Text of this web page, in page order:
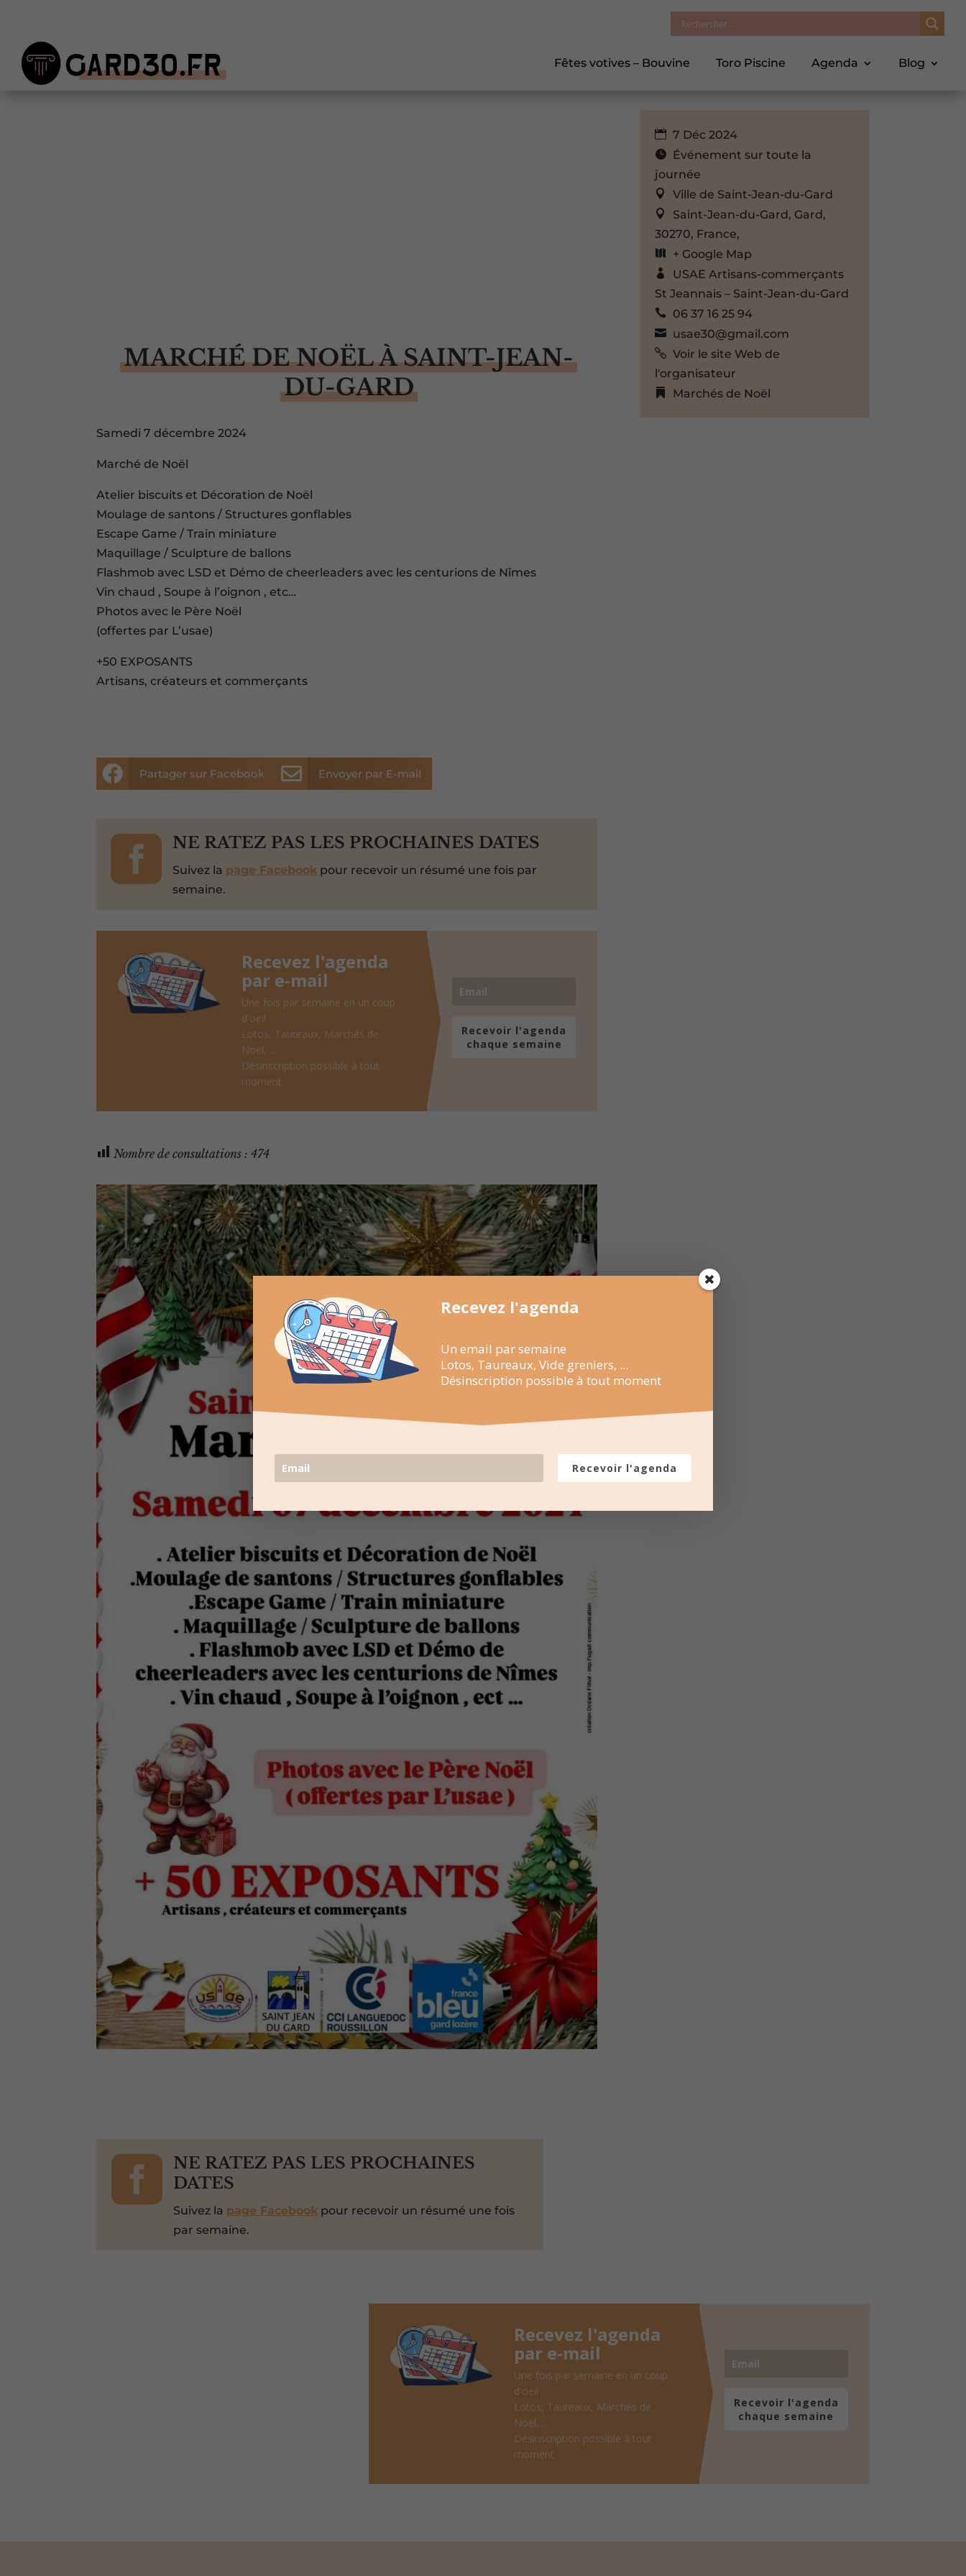
Fêtes votives – Bouvine Toro Piscine Agenda Blog
MARCHÉ DE NOËL À SAINT-JEAN-
DU-GARD
Samedi 7 décembre 2024
Marché de Noël
Atelier biscuits et Décoration de Noël
Moulage de santons / Structures gonflables
Escape Game / Train miniature
Maquillage / Sculpture de ballons
Flashmob avec LSD et Démo de cheerleaders avec les centurions de Nîmes
Vin chaud , Soupe à l’oignon , etc…
Photos avec le Père Noël
(offertes par L’usae)
+50 EXPOSANTS
Artisans, créateurs et commerçants
 Partager sur Facebook  Envoyer par E-mail
 NE RATEZ PAS LES PROCHAINES DATES
Suivez la page Facebook pour recevoir un résumé une fois par
semaine.
Recevez l'agenda
par e-mail
Une fois par semaine en un coup
d'oeil
Lotos, Taureaux, Marchés de
Noël, ...
Désinscription possible à tout
moment
Recevoir l'agenda
chaque semaine
Nombre de consultations : 474
7 Déc 2024
Événement sur toute la
journée
Ville de Saint-Jean-du-Gard
Saint-Jean-du-Gard, Gard,
30270, France,
+ Google Map
USAE Artisans-commerçants
St Jeannais – Saint-Jean-du-Gard
06 37 16 25 94
usae30@gmail.com
Voir le site Web de
l'organisateur
Marchés de Noël

NE RATEZ PAS LES PROCHAINES
DATES
Suivez la page Facebookpour recevoir un résumé une fois
par semaine.
Recevez l'agenda
par e-mail
Une fois par semaine en un coup
d'oeil
Lotos, Taureaux, Marchés de
Noël, ...
Désinscription possible à tout
moment
Recevoir l'agenda
chaque semaine
Recevez l'agenda
Un email par semaine
Lotos, Taureaux, Vide greniers, ...
Désinscription possible à tout moment
Recevoir l'agenda